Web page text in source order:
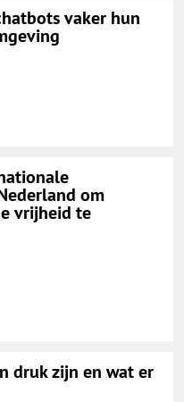
vaker hun
om
vrijheid te
druk zijn en wat er